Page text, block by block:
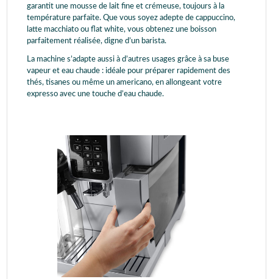
garantit une mousse de lait fine et crémeuse, toujours à la
température parfaite. Que vous soyez adepte de cappuccino,
latte macchiato ou flat white, vous obtenez une boisson
parfaitement réalisée, digne d’un barista.
La machine s’adapte aussi à d’autres usages grâce à sa buse
vapeur et eau chaude : idéale pour préparer rapidement des
thés, tisanes ou même un americano, en allongeant votre
expresso avec une touche d’eau chaude.